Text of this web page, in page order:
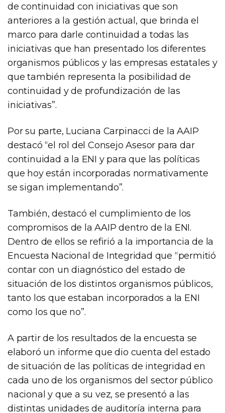
de continuidad con iniciativas que son
anteriores a la gestión actual, que brinda el
marco para darle continuidad a todas las
iniciativas que han presentado los diferentes
organismos públicos y las empresas estatales y
que también representa la posibilidad de
continuidad y de profundización de las
iniciativas”.
Por su parte, Luciana Carpinacci de la AAIP
destacó “el rol del Consejo Asesor para dar
continuidad a la ENI y para que las políticas
que hoy están incorporadas normativamente
se sigan implementando”.
También, destacó el cumplimiento de los
compromisos de la AAIP dentro de la ENI.
Dentro de ellos se refirió a la importancia de la
Encuesta Nacional de Integridad que “permitió
contar con un diagnóstico del estado de
situación de los distintos organismos públicos,
tanto los que estaban incorporados a la ENI
como los que no”.
A partir de los resultados de la encuesta se
elaboró un informe que dio cuenta del estado
de situación de las políticas de integridad en
cada uno de los organismos del sector público
nacional y que a su vez, se presentó a las
distintas unidades de auditoría interna para